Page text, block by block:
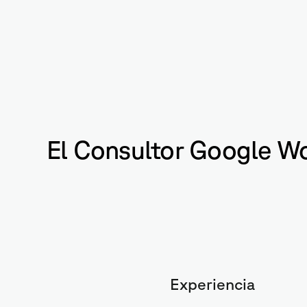
El Consultor Google
Experiencia